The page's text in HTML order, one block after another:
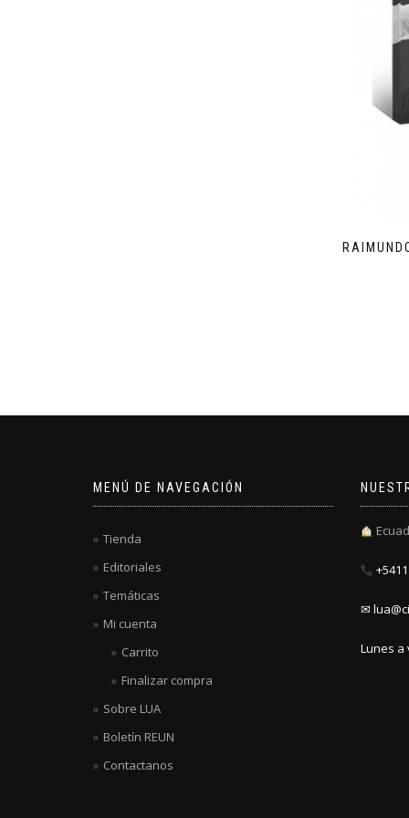
MENÚ DE NAVEGACIÓN
Tienda
Editoriales
Temáticas
Mi cuenta
Carrito
Finalizar compra
Sobre LUA
Boletín REUN
Contactanos
✉
Lunes a